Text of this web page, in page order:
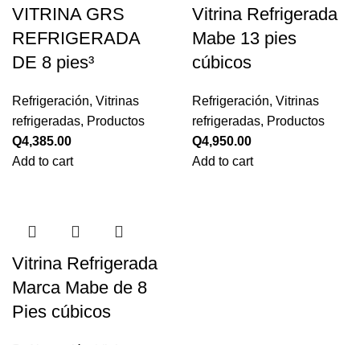
VITRINA GRS
REFRIGERADA
DE 8 pies³
Refrigeración, Vitrinas
refrigeradas, Productos
Q4,385.00
Add to cart
Vitrina Refrigerada
Mabe 13 pies
cúbicos
Refrigeración, Vitrinas
refrigeradas, Productos
Q4,950.00
Add to cart
Vitrina Refrigerada
Marca Mabe de 8
Pies cúbicos